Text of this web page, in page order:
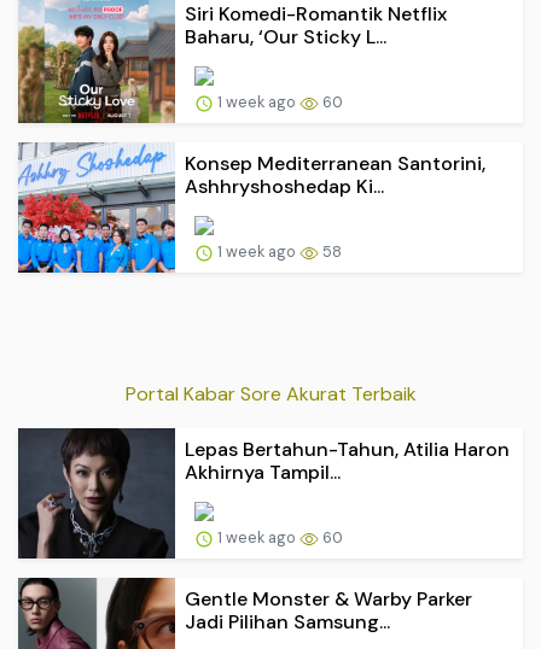
Siri Komedi-Romantik Netflix
Baharu, ‘Our Sticky L...
1 week ago 60
Konsep Mediterranean Santorini,
Ashhryshoshedap Ki...
1 week ago 58
Portal Kabar Sore Akurat Terbaik
Lepas Bertahun-Tahun, Atilia Haron
Akhirnya Tampil...
1 week ago 60
Gentle Monster & Warby Parker
Jadi Pilihan Samsung...